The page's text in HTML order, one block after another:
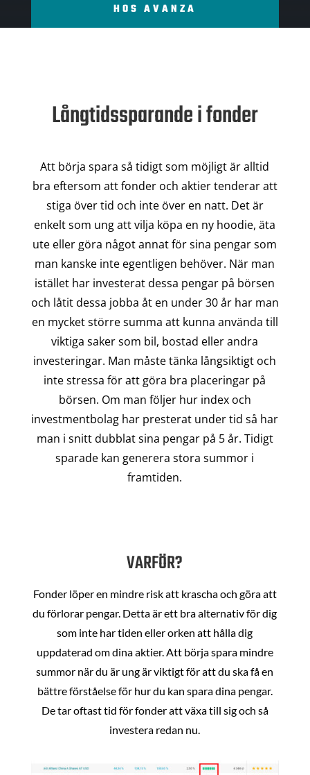
HOS AVANZA
Långtidssparande i fonder
Att börja spara så tidigt som möjligt är alltid
bra eftersom att fonder och aktier tenderar att
stiga över tid och inte över en natt. Det är
enkelt som ung att vilja köpa en ny hoodie, äta
ute eller göra något annat för sina pengar som
man kanske inte egentligen behöver. När man
istället har investerat dessa pengar på börsen
och låtit dessa jobba åt en under 30 år har man
en mycket större summa att kunna använda till
viktiga saker som bil, bostad eller andra
investeringar. Man måste tänka långsiktigt och
inte stressa för att göra bra placeringar på
börsen. Om man följer hur index och
investmentbolag har presterat under tid så har
man i snitt dubblat sina pengar på 5 år. Tidigt
sparade kan generera stora summor i
framtiden.
VARFÖR?
Fonder löper en mindre risk att krascha och göra att
du förlorar pengar. Detta är ett bra alternativ för dig
som inte har tiden eller orken att hålla dig
uppdaterad om dina aktier. Att börja spara mindre
summor när du är ung är viktigt för att du ska få en
bättre förståelse för hur du kan spara dina pengar.
De tar oftast tid för fonder att växa till sig och så
investera redan nu.